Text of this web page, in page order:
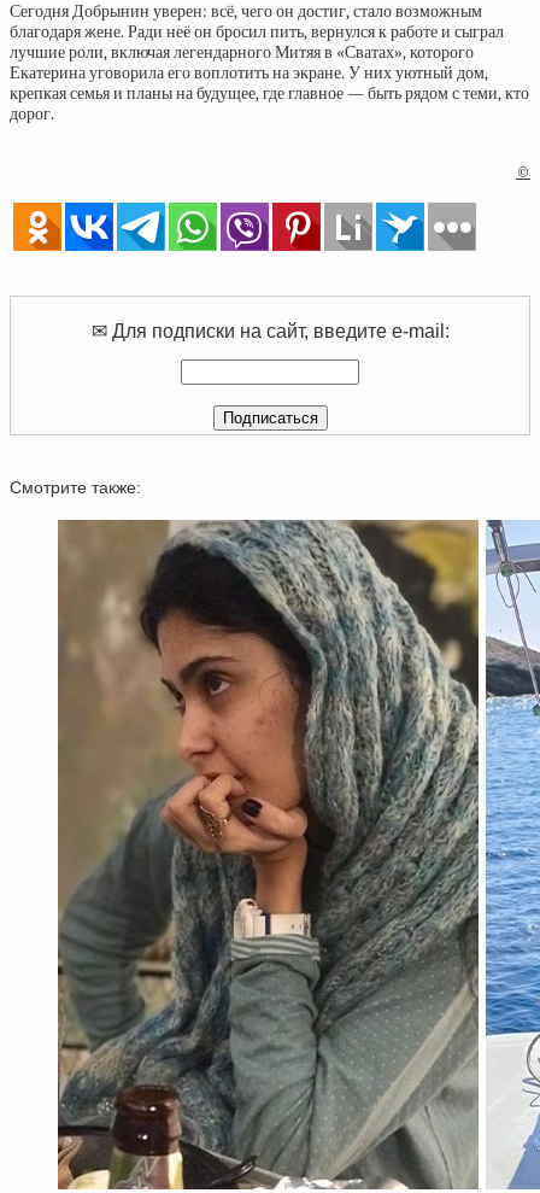
Сегодня Добрынин уверен: всё, чего он достиг, стало возможным
благодаря жене. Ради неё он бросил пить, вернулся к работе и сыграл
лучшие роли, включая легендарного Митяя в «Сватах», которого
Екатерина уговорила его воплотить на экране. У них уютный дом,
крепкая семья и планы на будущее, где главное — быть рядом с теми, кто
дорог.
©
✉ Для подписки на сайт, введите e-mail:
Смотрите также: